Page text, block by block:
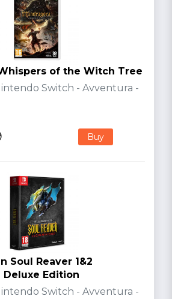
of the Witch Tree
Switch - Avventura -
Buy
Soul Reaver 1&2
Deluxe Edition
Switch - Avventura -